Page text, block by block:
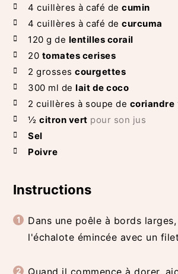
4 cuillères à café de cumin
4 cuillères à café de curcuma
120 g de lentilles corail
20 tomates cerises
2 grosses courgettes
300 ml de lait de coco
2 cuillères à soupe de coriandre
½ citron vert pour son jus
Sel
Poivre
Instructions
Dans une poêle à bords
l'échalote émincée avec un filet
Quand il commence à dorer,